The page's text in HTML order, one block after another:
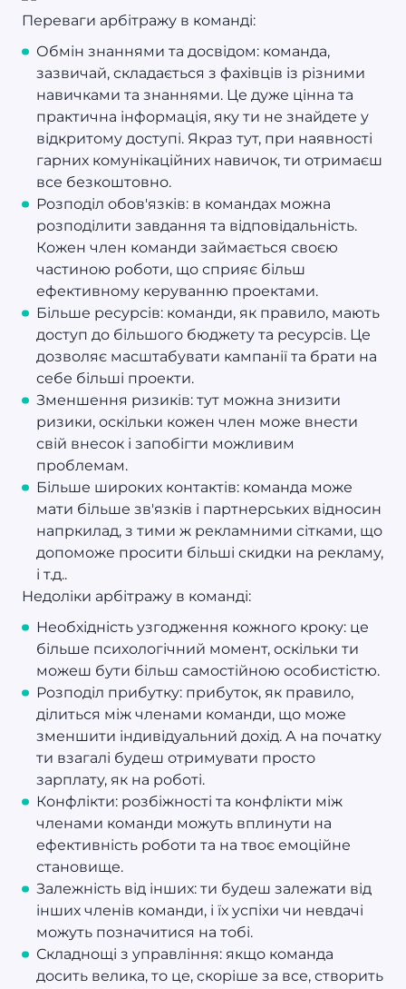
Переваги арбітражу в команді:
Обмін знаннями та досвідом: команда,
зазвичай, складається з фахівців із різними
навичками та знаннями. Це дуже цінна та
практична інформація, яку ти не знайдете у
відкритому доступі. Якраз тут, при наявності
гарних комунікаційних навичок, ти отримаєш
все безкоштовно.
Розподіл обов'язків: в командах можна
розподілити завдання та відповідальність.
Кожен член команди займається своєю
частиною роботи, що сприяє більш
ефективному керуванню проектами.
Більше ресурсів: команди, як правило, мають
доступ до більшого бюджету та ресурсів. Це
дозволяє масштабувати кампанії та брати на
себе більші проекти.
Зменшення ризиків: тут можна знизити
ризики, оскільки кожен член може внести
свій внесок і запобігти можливим
проблемам.
Більше широких контактів: команда може
мати більше зв'язків і партнерських відносин
напркилад, з тими ж рекламними сітками, що
допоможе просити більші скидки на рекламу,
і т.д..
Недоліки арбітражу в команді:
Необхідність узгодження кожного кроку: це
більше психологічний момент, оскільки ти
можеш бути більш самостійною особистістю.
Розподіл прибутку: прибуток, як правило,
ділиться між членами команди, що може
зменшити індивідуальний дохід. А на початку
ти взагалі будеш отримувати просто
зарплату, як на роботі.
Конфлікти: розбіжності та конфлікти між
членами команди можуть вплинути на
ефективність роботи та на твоє емоційне
становище.
Залежність від інших: ти будеш залежати від
інших членів команди, і їх успіхи чи невдачі
можуть позначитися на тобі.
Складнощі з управління: якщо команда
досить велика, то це, скоріше за все, створить